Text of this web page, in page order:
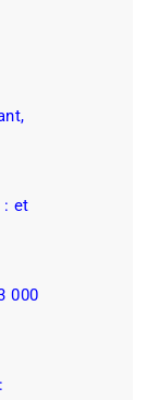
: et
000